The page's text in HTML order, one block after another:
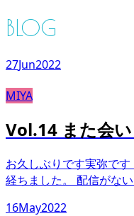
BLOG
27Jun2022
MIYA
Vol.14 また会
お久しぶりです実弥で
経ちました。 配信がな
16May2022